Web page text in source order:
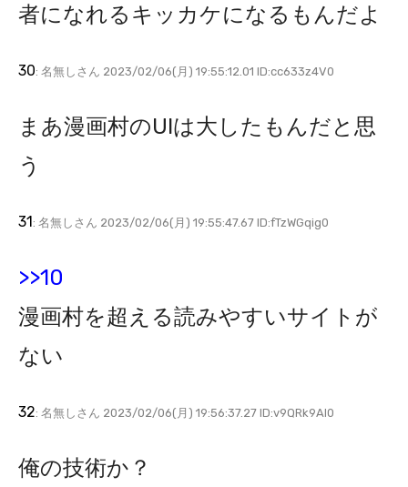
者になれるキッカケになるもんだよ
30: 名無しさん 2023/02/06(月) 19:55:12.01 ID:cc633z4V0
まあ漫画村のUIは大したもんだと思
う
31: 名無しさん 2023/02/06(月) 19:55:47.67 ID:fTzWGqig0
>>10
漫画村を超える読みやすいサイトが
ない
32: 名無しさん 2023/02/06(月) 19:56:37.27 ID:v9QRk9AI0
俺の技術か？